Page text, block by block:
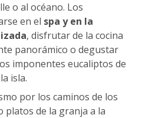
o al océano. Los
en el spa y en la
, disfrutar de la cocina
panorámico o degustar
imponentes eucaliptos de
isla.
por los caminos de los
platos de la granja a la